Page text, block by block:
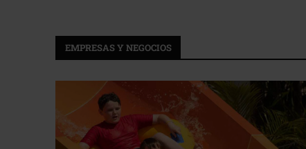
EMPRESAS Y NEGOCIOS